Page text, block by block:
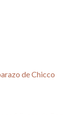
de Chicco